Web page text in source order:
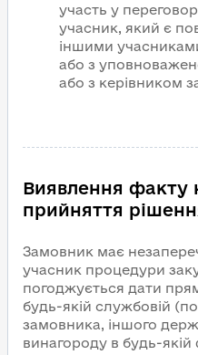
участь у
учасник, який є
іншими
або з
або з керівником
Виявлення факту
прийняття
Замовник має
учасник процедури
погоджується дати
будь-якій службовій
замовника, іншого
винагороду в будь-